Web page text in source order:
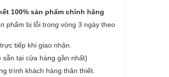
100% sản phẩm chính hãng
phẩm bị lỗi trong vòng 3 ngày theo
tiếp khi giao nhận.
tại cửa hàng gần nhất)
trình khách hàng thân thiết.